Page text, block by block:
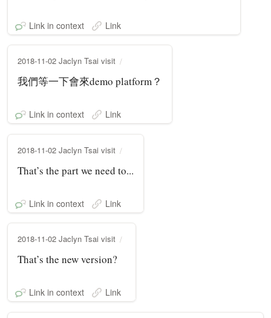
Link in context Link
2018-11-02 Jaclyn Tsai visit
我們等一下會來demo platform？
Link in context Link
2018-11-02 Jaclyn Tsai visit
That’s the part we need to...
Link in context Link
2018-11-02 Jaclyn Tsai visit
That’s the new version?
Link in context Link